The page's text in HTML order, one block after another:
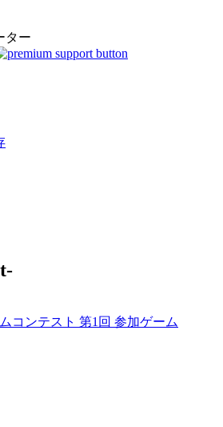
ター
コンテスト 第1回 参加ゲーム